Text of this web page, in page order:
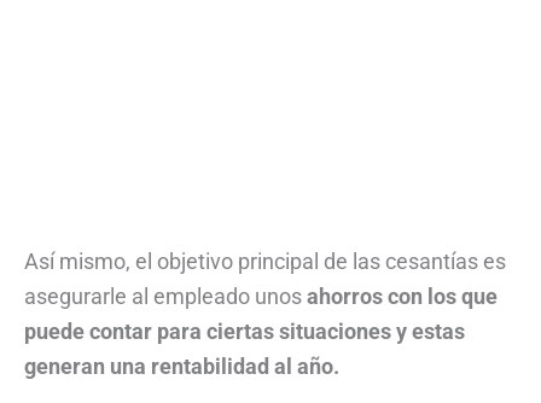
Así mismo, el objetivo principal de las cesantías es
asegurarle al empleado unosahorros con los que
puede contar para ciertas situaciones y estas
generan una rentabilidad al año.